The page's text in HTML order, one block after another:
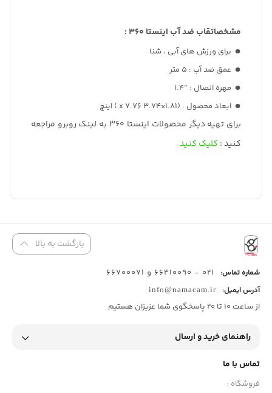
مشخصاتقاب ضد آب اینستا 360 :
برای ورزش های آبی ، شنا
عمق ضد آب : 5 متر
مهره اتصال : ”1.4
ابعاد محصول : (1.81×3.74 x 7.76 ) اینچ
برای تهیه دیگر محصولات اینستا 360 به لینک روبرو مراجعه
کنید : کلیک کنید
بازگشت به بالا
شماره تماس: 021 - 66410090 و 66700071
آدرس ایمیل: info@namacam.ir
از ساعت 10 تا 20 پاسخگوی شما عزیزان هستیم
راهنمای خرید و ارسال
تماس با ما
فروشگاه :